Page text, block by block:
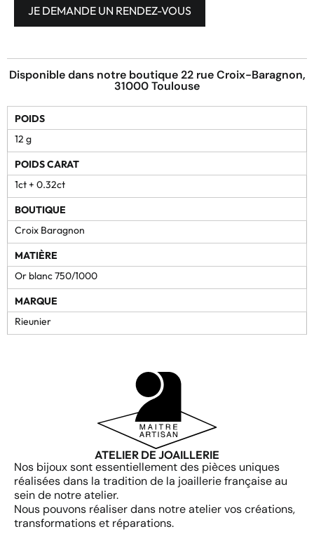
JE DEMANDE UN RENDEZ-VOUS
Disponible dans notre boutique 22 rue Croix-Baragnon,
31000 Toulouse
POIDS
12 g
POIDS CARAT
1ct + 0.32ct
BOUTIQUE
Croix Baragnon
MATIÈRE
Or blanc 750/1000
MARQUE
Rieunier
ATELIER DE JOAILLERIE
Nos bijoux sont essentiellement des pièces uniques
réalisées dans la tradition de la joaillerie française au
sein de notre atelier.
Nous pouvons réaliser dans notre atelier vos créations,
transformations et réparations.